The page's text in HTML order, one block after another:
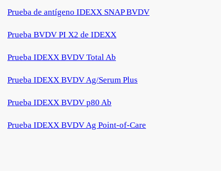
Prueba de antígeno IDEXX SNAP BVDV
Prueba BVDV PI X2 de IDEXX
Prueba IDEXX BVDV Total Ab
Prueba IDEXX BVDV Ag/Serum Plus
Prueba IDEXX BVDV p80 Ab
Prueba IDEXX BVDV Ag Point-of-Care